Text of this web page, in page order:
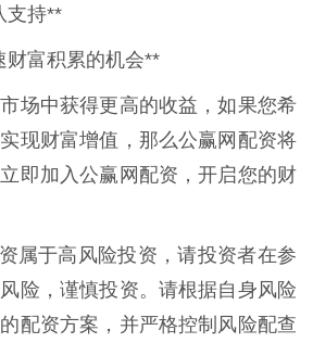
支持**
财富积累的机会**
场中获得更高的收益，如果您希
现财富增值，那么公赢网配资将
即加入公赢网配资，开启您的财
属于高风险投资，请投资者在参
险，谨慎投资。请根据自身风险
配资方案，并严格控制风险配查